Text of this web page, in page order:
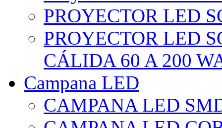
PROYECTOR LED
PROYECTOR LED
CÁLIDA 60 A 200
Campana LED
CAMPANA LED